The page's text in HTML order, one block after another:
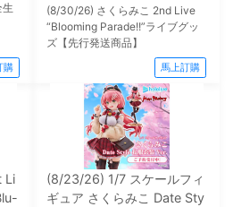
購
(8/30/26) さくらみこ 2nd Live
“Blooming Parade!!”ライブグッ
ズ【先行発送商品】
馬上訂購
Li
(8/23/26) 1/7 スケールフィ
ギュア さくらみこ Date Sty